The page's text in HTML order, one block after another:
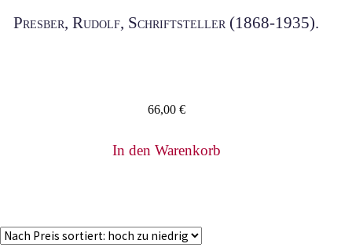
Presber, Rudolf, Schriftsteller (1868-1935).
66,00 €
In den Warenkorb